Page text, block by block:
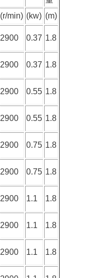
(r/min) (kw) (m)
2900 0.37 1.8
2900 0.37 1.8
2900 0.55 1.8
2900 0.55 1.8
2900 0.75 1.8
2900 0.75 1.8
2900 1.1 1.8
2900 1.1 1.8
2900 1.1 1.8